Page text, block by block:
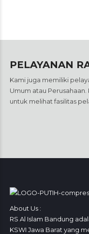
PELAYANAN
Kami juga memiliki
Umum atau Perusahaan.
untuk melihat fasilitas
About Us :
RS Al Islam Bandung
KSWI Jawa Barat yang